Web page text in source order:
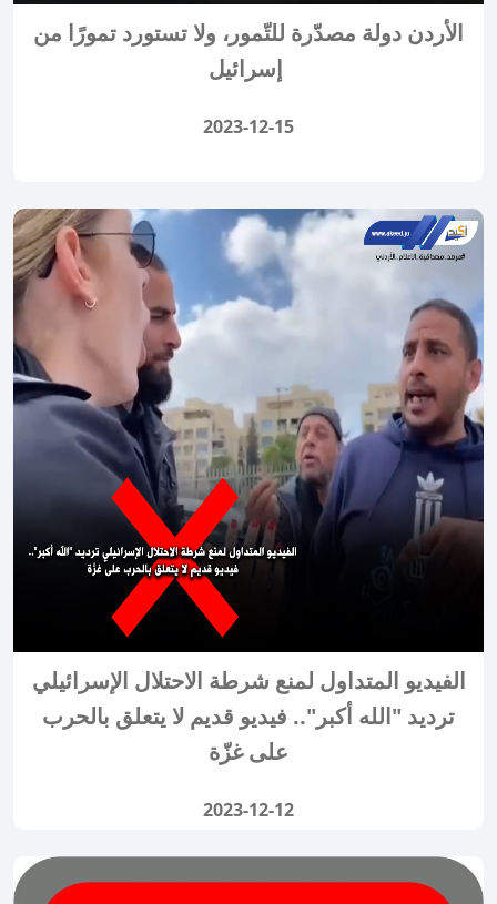
الأردن دولة مصدّرة للتّمور، ولا تستورد تمورًا من
إسرائيل
2023-12-15
الفيديو المتداول لمنع شرطة الاحتلال الإسرائيلي
ترديد "الله أكبر".. فيديو قديم لا يتعلق بالحرب
على غزّة
2023-12-12